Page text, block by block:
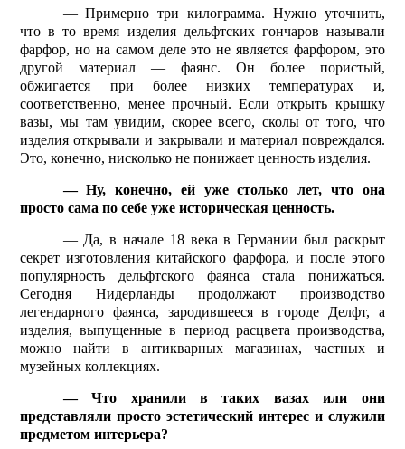
— Примерно три кило­грамма. Нужно уточнить,
что в то время изделия дельфтских гончаров называли
фарфор, но на самом деле это не является фарфором, это
другой материал — фаянс. Он более пористый,
обжигается при более низких температурах и,
соответственно, менее прочный. Если открыть крышку
вазы, мы там увидим, скорее всего, сколы от того, что
изделия открывали и закрывали и материал повреждался.
Это, конечно, нисколько не понижает ценность изделия.
— Ну, конечно, ей уже столько лет, что она
просто сама по себе уже историческая ценность.
— Да, в начале 18 века в Германии был раскрыт
секрет изготовления китайского фарфора, и после этого
популярность дельфт­ского фаянса стала понижаться.
Сегодня Нидерланды продолжают производство
легендарного фаянса, зародившееся в городе Делфт, а
изделия, выпущенные в период расцвета производства,
можно найти в антикварных магазинах, частных и
музейных коллекциях.
— Что хранили в таких вазах или они
представляли просто эстетический интерес и служили
предметом интерьера?